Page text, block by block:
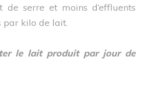
serre et moins d’effluents
par kilo de lait.
le lait produit par jour de